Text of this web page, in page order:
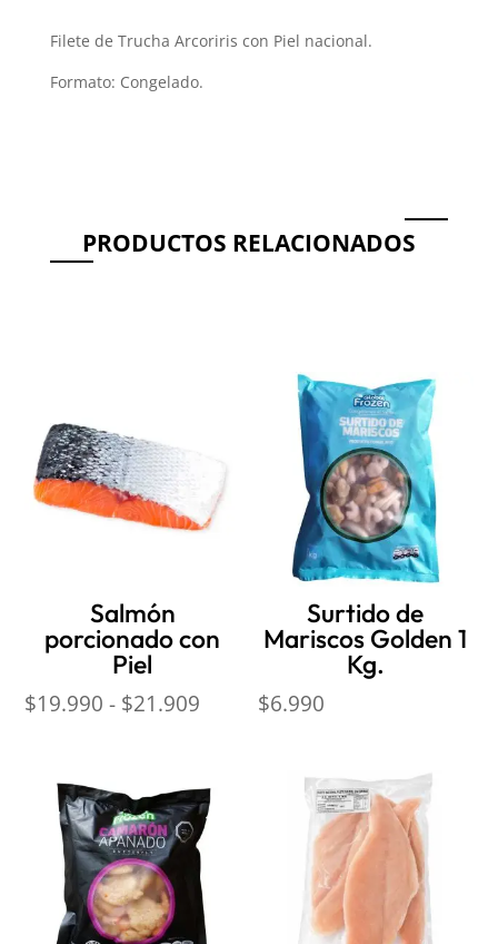
Filete de Trucha Arcoriris con Piel nacional.
Formato: Congelado.
PRODUCTOS RELACIONADOS
Salmón
porcionado con
Piel
$19.990 - $21.909 Rango
desde
$19.990
hasta
$21.909
Surtido de
Mariscos Golden 1
Kg.
$6.990